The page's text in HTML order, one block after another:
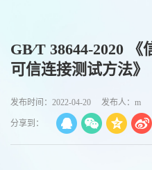
GB∕T 38644-2020
可信连接测试方法》
发布时间：2022-04-20 发布人：m
分享到：